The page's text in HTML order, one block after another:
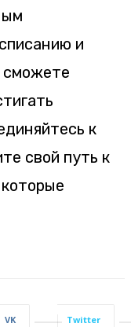
и
сможете
к
свой путь к
VK Twitter